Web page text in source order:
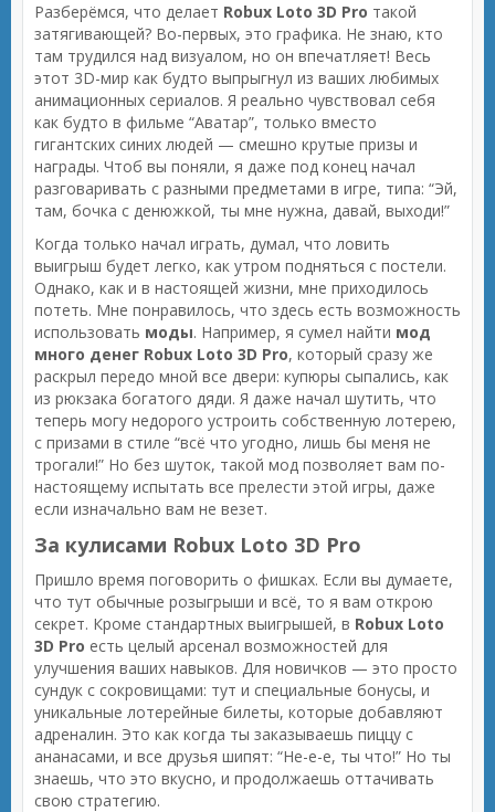
Разберёмся, что делает Robux Loto 3D Pro такой
затягивающей? Во-первых, это графика. Не знаю, кто
там трудился над визуалом, но он впечатляет! Весь
этот 3D-мир как будто выпрыгнул из ваших любимых
анимационных сериалов. Я реально чувствовал себя
как будто в фильме “Аватар”, только вместо
гигантских синих людей — смешно крутые призы и
награды. Чтоб вы поняли, я даже под конец начал
разговаривать с разными предметами в игре, типа: “Эй,
там, бочка с денюжкой, ты мне нужна, давай, выходи!”
Когда только начал играть, думал, что ловить
выигрыш будет легко, как утром подняться с постели.
Однако, как и в настоящей жизни, мне приходилось
потеть. Мне понравилось, что здесь есть возможность
использовать моды. Например, я сумел найти мод
много денег Robux Loto 3D Pro, который сразу же
раскрыл передо мной все двери: купюры сыпались, как
из рюкзака богатого дяди. Я даже начал шутить, что
теперь могу недорого устроить собственную лотерею,
с призами в стиле “всё что угодно, лишь бы меня не
трогали!” Но без шуток, такой мод позволяет вам по-
настоящему испытать все прелести этой игры, даже
если изначально вам не везет.
За кулисами Robux Loto 3D Pro
Пришло время поговорить о фишках. Если вы думаете,
что тут обычные розыгрыши и всё, то я вам открою
секрет. Кроме стандартных выигрышей, в Robux Loto
3D Pro есть целый арсенал возможностей для
улучшения ваших навыков. Для новичков — это просто
сундук с сокровищами: тут и специальные бонусы, и
уникальные лотерейные билеты, которые добавляют
адреналин. Это как когда ты заказываешь пиццу с
ананасами, и все друзья шипят: “Не-е-е, ты что!” Но ты
знаешь, что это вкусно, и продолжаешь оттачивать
свою стратегию.